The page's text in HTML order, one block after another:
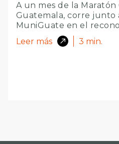
A un mes de la Maratón
Guatemala, corre junto
MuniGuate en el
Leer más
3 min.